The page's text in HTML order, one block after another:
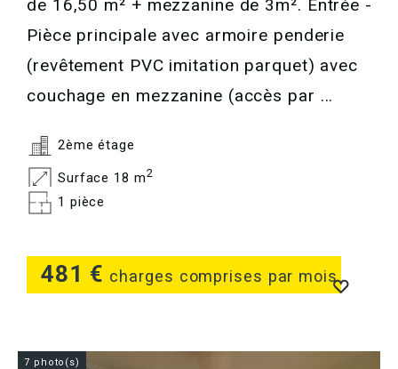
481 € charges comprises par mois
de 16,50 m² + mezzanine de 3m². Entrée -
Pièce principale avec armoire penderie
(revêtement PVC imitation parquet) avec
couchage en mezzanine (accès par ...
2ème étage
Surface 18 m2
1 pièce
7 photo(s)